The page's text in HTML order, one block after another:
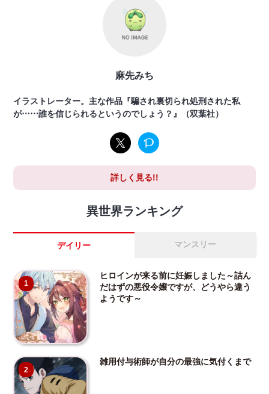
麻先みち
イラストレーター。主な作品『騙され裏切られ処刑された私
が⋯⋯誰を信じられるというのでしょう？』（双葉社）
詳しく見る!!
異世界ランキング
デイリー マンスリー
1
ヒロインが来る前に妊娠しました～詰ん
だはずの悪役令嬢ですが、どうやら違う
ようです～
2
雑用付与術師が自分の最強に気付くまで